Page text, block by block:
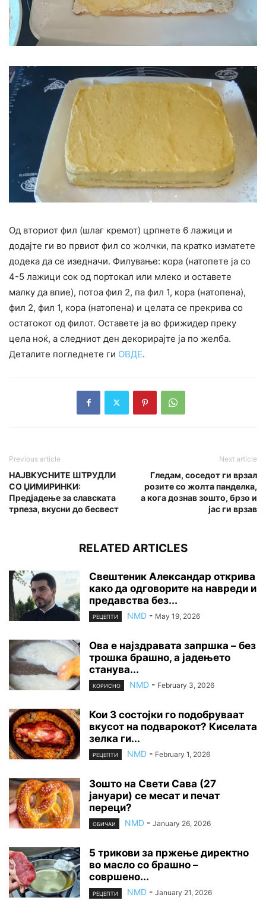
Од вториот фил (шлаг кремот) црпнете 6 лажици и
додајте ги во првиот фил со жолчки, па кратко изматете
додека да се изедначи. Филување: кора (натопете ја со
4-5 лажици сок од портокал или млеко и оставете
малку да впие), потоа фил 2, па фил 1, кора (натопена),
фил 2, фил 1, кора (натопена) и целата се прекрива со
остатокот од филот. Оставете ја во фрижидер преку
цела ноќ, а следниот ден декорирајте ја по желба.
Деталите погледнете ги ОВДЕ.
Previous article
НАЈВКУСНИТЕ ШТРУДЛИ
СО ЏИМИРИНКИ:
Предјадење за славската
трпеза, вкусни до бесвест
Next article
Гледам, соседот ги врзал
розите со жолта панделка,
а кога дознав зошто, брзо и
јас ги врзав
RELATED ARTICLES
Свештеник Александар открива
како да одговорите на навреди и
предавства без...
РЕЦЕПТИ NMD - May 19, 2026
Ова е најздравата запршка – без
трошка брашно, а јадењето
станува...
КОРИСНО NMD - February 3, 2026
Кои 3 состојки го подобруваат
вкусот на подварокот? Киселата
зелка ги...
РЕЦЕПТИ NMD - February 1, 2026
Зошто на Свети Сава (27
јануари) се месат и печат
переци?
ОБИЧАИ NMD - January 26, 2026
5 трикови за пржење директно
во масло со брашно –
совршено...
РЕЦЕПТИ NMD - January 21, 2026